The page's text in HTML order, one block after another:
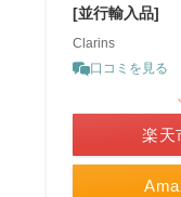
[並行輸入品]
Clarins
口コミを見る
楽天